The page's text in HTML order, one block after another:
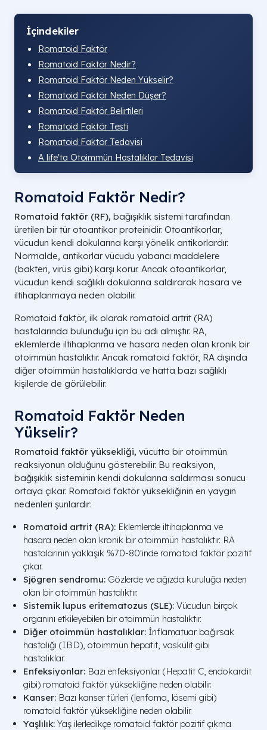
İçindekiler
Romatoid Faktör
Romatoid Faktör Nedir?
Romatoid Faktör Neden Yükselir?
Romatoid Faktör Neden Düşer?
Romatoid Faktör Belirtileri
Romatoid Faktör Testi
Romatoid Faktör Tedavisi
A life'ta Otoimmün Hastalıklar Tedavisi
Romatoid Faktör Nedir?
Romatoid faktör (RF), bağışıklık sistemi tarafından
üretilen bir tür otoantikor proteinidir. Otoantikorlar,
vücudun kendi dokularına karşı yönelik antikorlardır.
Normalde, antikorlar vücudu yabancı maddelere
(bakteri, virüs gibi) karşı korur. Ancak otoantikorlar,
vücudun kendi sağlıklı dokularına saldırarak hasara ve
iltihaplanmaya neden olabilir.
Romatoid faktör, ilk olarak romatoid artrit (RA)
hastalarında bulunduğu için bu adı almıştır. RA,
eklemlerde iltihaplanma ve hasara neden olan kronik bir
otoimmün hastalıktır. Ancak romatoid faktör, RA dışında
diğer otoimmün hastalıklarda ve hatta bazı sağlıklı
kişilerde de görülebilir.
Romatoid Faktör Neden
Yükselir?
Romatoid faktör yüksekliği, vücutta bir otoimmün
reaksiyonun olduğunu gösterebilir. Bu reaksiyon,
bağışıklık sisteminin kendi dokularına saldırması sonucu
ortaya çıkar. Romatoid faktör yüksekliğinin en yaygın
nedenleri şunlardır:
Romatoid artrit (RA): Eklemlerde iltihaplanma ve
hasara neden olan kronik bir otoimmün hastalıktır. RA
hastalarının yaklaşık %70-80'inde romatoid faktör pozitif
çıkar.
Sjögren sendromu: Gözlerde ve ağızda kuruluğa neden
olan bir otoimmün hastalıktır.
Sistemik lupus eritematozus (SLE): Vücudun birçok
organını etkileyebilen bir otoimmün hastalıktır.
Diğer otoimmün hastalıklar: İnflamatuar bağırsak
hastalığı (IBD), otoimmün hepatit, vaskülit gibi
hastalıklar.
Enfeksiyonlar: Bazı enfeksiyonlar (Hepatit C, endokardit
gibi) romatoid faktör yüksekliğine neden olabilir.
Kanser: Bazı kanser türleri (lenfoma, lösemi gibi)
romatoid faktör yüksekliğine neden olabilir.
Yaşlılık: Yaş ilerledikçe romatoid faktör pozitif çıkma